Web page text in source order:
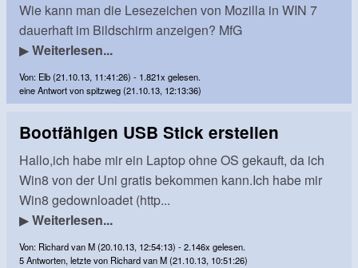
Wie kann man die Lesezeichen von Mozilla in WIN 7
dauerhaft im Bildschirm anzeigen? MfG
▶Weiterlesen...
Von: Elb (21.10.13, 11:41:26) - 1.821x gelesen.
eine Antwort von spitzweg (21.10.13, 12:13:36)
Bootfähigen USB Stick erstellen
Hallo,ich habe mir ein Laptop ohne OS gekauft, da ich
Win8 von der Uni gratis bekommen kann.Ich habe mir
Win8 gedownloadet (http...
▶Weiterlesen...
Von: Richard van M (20.10.13, 12:54:13) - 2.146x gelesen.
5 Antworten, letzte von Richard van M (21.10.13, 10:51:26)